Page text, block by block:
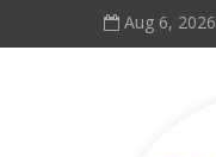
Aug 6, 2026